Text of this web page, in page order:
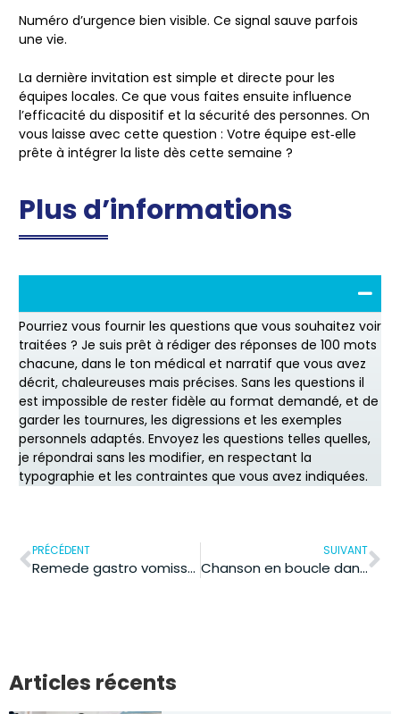
Numéro d’urgence bien visible. Ce signal sauve parfois
une vie.
La dernière invitation est simple et directe pour les
équipes locales. Ce que vous faites ensuite influence
l’efficacité du dispositif et la sécurité des personnes. On
vous laisse avec cette question : Votre équipe est‑elle
prête à intégrer la liste dès cette semaine ?
Plus d’informations
Pourriez vous fournir les questions que vous souhaitez voir
traitées ? Je suis prêt à rédiger des réponses de 100 mots
chacune, dans le ton médical et narratif que vous avez
décrit, chaleureuses mais précises. Sans les questions il
est impossible de rester fidèle au format demandé, et de
garder les tournures, les digressions et les exemples
personnels adaptés. Envoyez les questions telles quelles,
je répondrai sans les modifier, en respectant la
typographie et les contraintes que vous avez indiquées.
PRÉCÉDENT
Remede gastro vomissement : le protocole rapide pour réhydrater et calmer ?
SUIVANT
Chanson en boucle dans la tête la nuit : la technique pour l’arrêter
Articles récents